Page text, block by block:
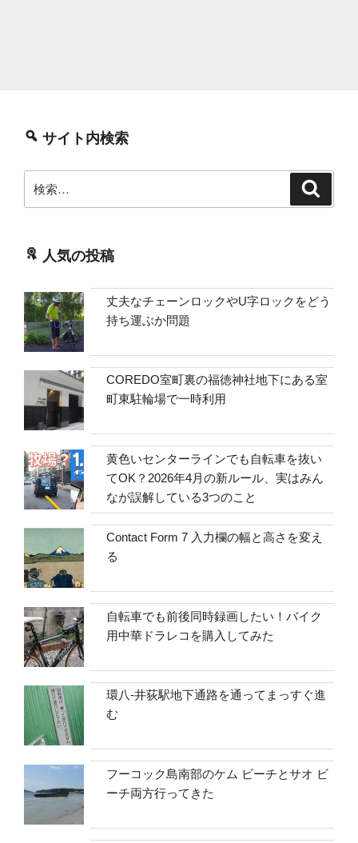
サイト内検索
索:
人気の投稿
丈夫なチェーンロックやU字ロックをどう
持ち運ぶか問題
COREDO室町裏の福徳神社地下にある室
町東駐輪場で一時利用
黄色いセンターラインでも自転車を抜い
てOK？2026年4月の新ルール、実はみん
なが誤解している3つのこと
Contact Form 7 入力欄の幅と高さを変え
る
自転車でも前後同時録画したい！バイク
用中華ドラレコを購入してみた
環八-井荻駅地下通路を通ってまっすぐ進
む
フーコック島南部のケム ビーチとサオ ビ
ーチ両方行ってきた